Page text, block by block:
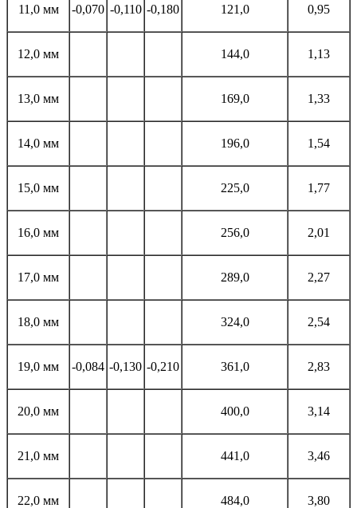
11,0 мм -0,070 -0,110 -0,180 121,0 0,95
12,0 мм 144,0 1,13
13,0 мм 169,0 1,33
14,0 мм 196,0 1,54
15,0 мм 225,0 1,77
16,0 мм 256,0 2,01
17,0 мм 289,0 2,27
18,0 мм 324,0 2,54
19,0 мм -0,084 -0,130 -0,210 361,0 2,83
20,0 мм 400,0 3,14
21,0 мм 441,0 3,46
22,0 мм 484,0 3,80